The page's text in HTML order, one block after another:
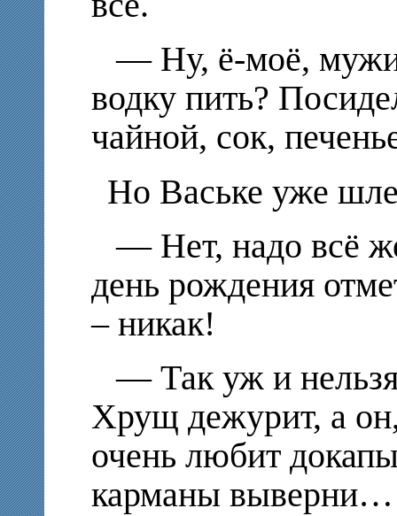
— Ну, ё-моё,
водку пить?
чайной, сок,
Но Ваське уже
— Нет, надо всё
день рождения
– никак!
— Так уж и
Хрущ дежурит, а
очень любит
карманы выверни…